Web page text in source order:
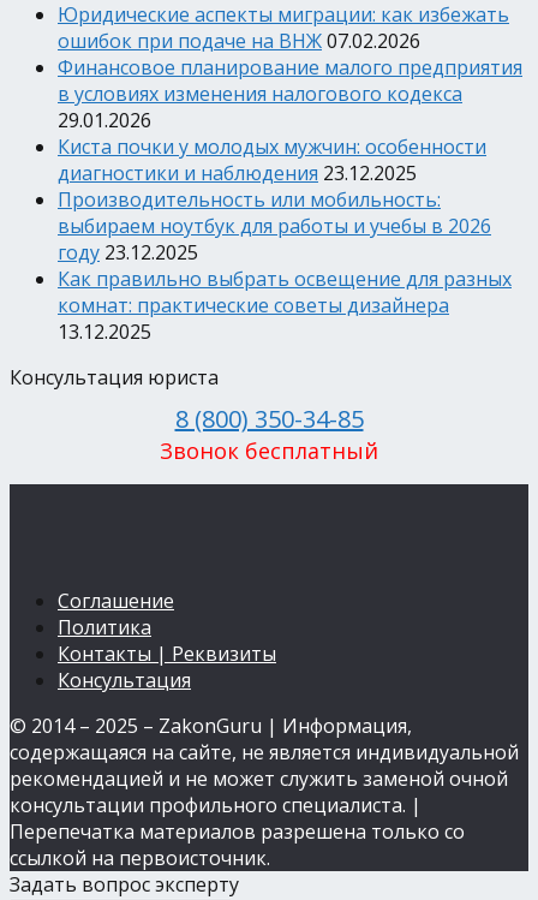
Юридические аспекты миграции: как избежать
ошибок при подаче на ВНЖ07.02.2026
Финансовое планирование малого предприятия
в условиях изменения налогового кодекса
29.01.2026
Киста почки у молодых мужчин: особенности
диагностики и наблюдения 23.12.2025
Производительность или мобильность:
выбираем ноутбук для работы и учебы в 2026
году 23.12.2025
Как правильно выбрать освещение для разных
комнат: практические советы дизайнера
13.12.2025
Консультация юриста
8 (800) 350-34-85
Звонок бесплатный
Соглашение
Политика
Контакты | Реквизиты
Консультация
© 2014 – 2025 – ZakonGuru | Информация,
содержащаяся на сайте, не является индивидуальной
рекомендацией и не может служить заменой очной
консультации профильного специалиста. |
Перепечатка материалов разрешена только со
ссылкой на первоисточник.
Задать вопрос эксперту